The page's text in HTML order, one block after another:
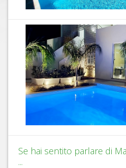
Se hai sentito parlare di
...